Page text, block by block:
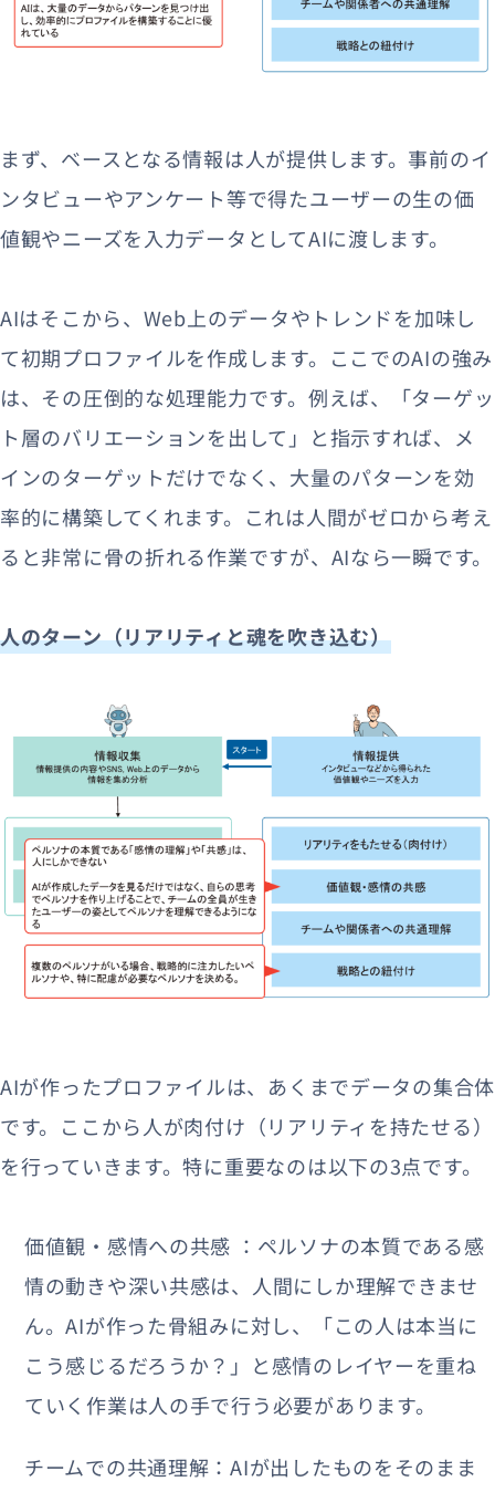
まず、ベースとなる情報は人が提供します。事前のイ
ンタビューやアンケート等で得たユーザーの生の価
値観やニーズを入力データとしてAIに渡します。
AIはそこから、 Web上のデータやトレンドを加味し
て初期プロファイルを作成します。 ここでのAIの強み
は、その圧倒的な処理能力です。例えば、「ターゲッ
ト層のバリエーションを出して」と指示すれば、メ
インのターゲットだけでなく、大量のパターンを効
率的に構築してくれます。これは人間がゼロから考え
ると非常に骨の折れる作業ですが、AIなら一瞬です。
人のターン（リアリティと魂を吹き込む）
AIが作ったプロファイルは、あくまでデータの集合体
です。ここから人が肉付け（リアリティを持たせる）
を行っていきます。特に重要なのは以下の3点です。
価値観・感情への共感 ：ペルソナの本質である感
情の動きや深い共感は、人間にしか理解できませ
ん。AIが作った骨組みに対し、「この人は本当に
こう感じるだろうか？」と感情のレイヤーを重ね
ていく作業は人の手で行う必要があります。
チームでの共通理解：AIが出したものをそのまま